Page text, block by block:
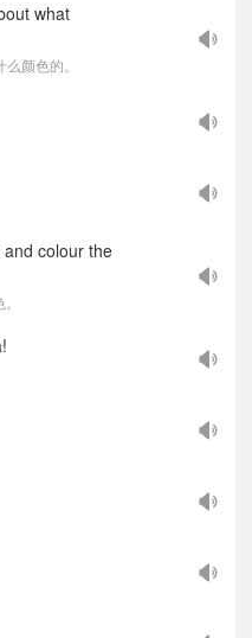
what
颜色的。
colour the